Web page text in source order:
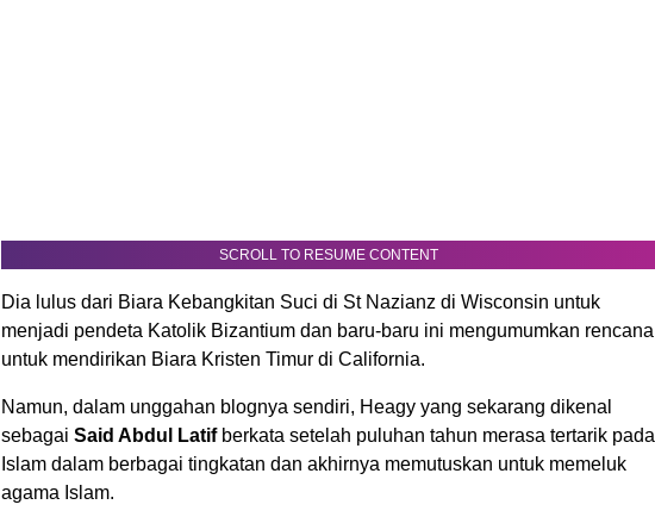
SCROLL TO RESUME CONTENT
Dia lulus dari Biara Kebangkitan Suci di St Nazianz di Wisconsin untuk
menjadi pendeta Katolik Bizantium dan baru-baru ini mengumumkan rencana
untuk mendirikan Biara Kristen Timur di California.
Namun, dalam unggahan blognya sendiri, Heagy yang sekarang dikenal
sebagai Said Abdul Latifberkata setelah puluhan tahun merasa tertarik pada
Islam dalam berbagai tingkatan dan akhirnya memutuskan untuk memeluk
agama Islam.